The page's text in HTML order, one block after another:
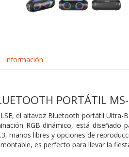
Información
PORTÁTIL
el altavoz Bluetooth portátil
RGB dinámico, está diseñado
manos libres y opciones de
es perfecto para llevar la